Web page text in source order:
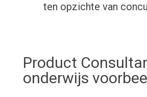
ten opzichte van
Product
onderwijs